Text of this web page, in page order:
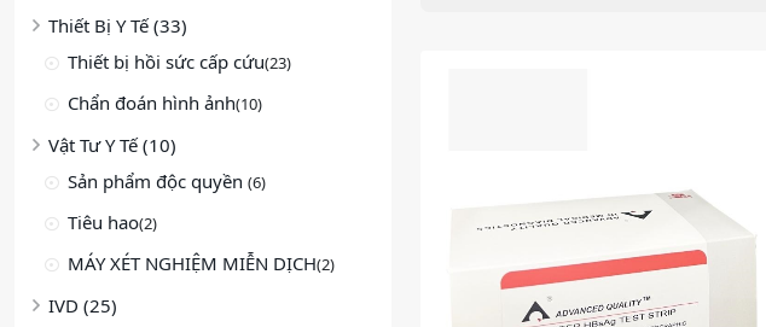
Thiết Bị Y Tế (33)
Thiết bị hồi sức cấp cứu(23)
Chẩn đoán hình ảnh(10)
Vật Tư Y Tế (10)
Sản phẩm độc quyền (6)
Tiêu hao(2)
MÁY XÉT NGHIỆM MIỄN DỊCH(2)
IVD (25)